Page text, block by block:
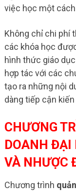
việc học một
Không chỉ chi phí
các khóa học
hình thức giáo
hợp tác với các
tạo ra những nội
dàng tiếp cận
CHƯƠNG
DOANH ĐẠI
VÀ NHƯỢC
Chương trình